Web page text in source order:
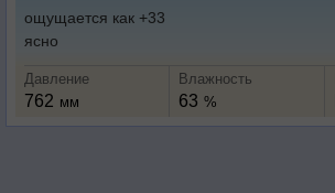
ощущается как +33
ясно
Давление
762 мм
Влажность
63 %